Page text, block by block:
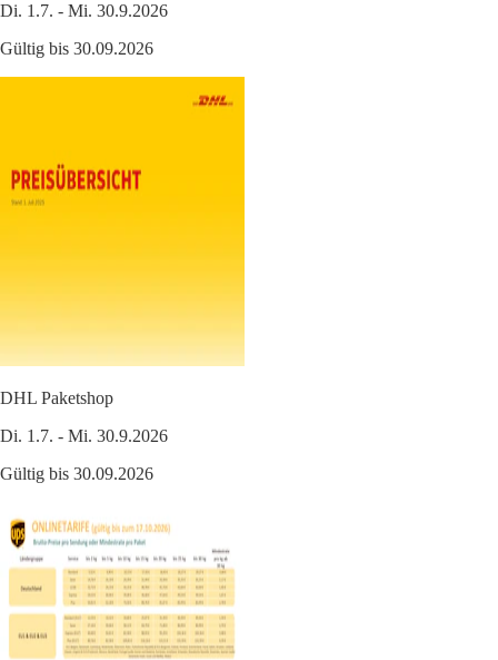
Di. 1.7. - Mi. 30.9.2026
Gültig bis 30.09.2026
DHL Paketshop
Di. 1.7. - Mi. 30.9.2026
Gültig bis 30.09.2026